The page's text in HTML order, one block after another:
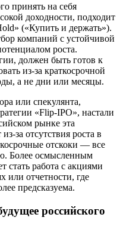
принять на себя
доходности, подходит
(«Купить и держать»).
компаний с устойчивой
роста.
должен быть готов к
из-за краткосрочной
а не дни или месяцы.
или спекулянта,
«Flip-IPO», настали
рынке эта
за отсутствия роста в
отскоки — все
Более осмысленным
стать работа с акциями
или отчетности, где
предсказуема.
российского